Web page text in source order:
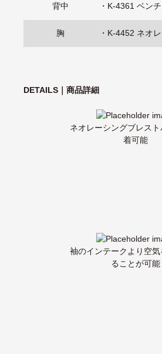
背中 ・ K-4361 ベン
胸 ・ K-4452 ネオ
DETAILS｜商品詳細
ネオレーシングブレス
着可能
袖のインテークより空
ることが可能